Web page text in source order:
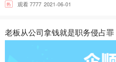
热 观看 7777 2021-06-01
老板从公司拿钱就是职务侵占罪